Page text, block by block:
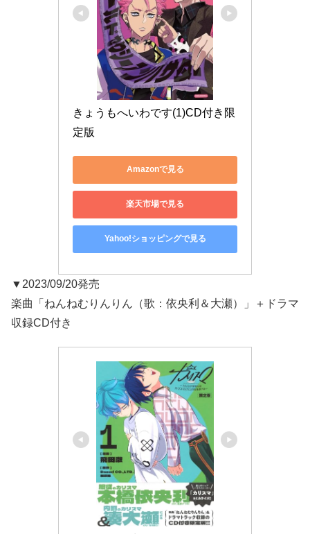
きょうもへいわです(1)CD付き限
定版
Amazonで見る
楽天市場で見る
Yahoo!ショッピングで見る
▼2023/09/20発売
楽曲「ねんねむりんりん（歌：依央利＆大瀬）」＋ドラマ
収録CD付き